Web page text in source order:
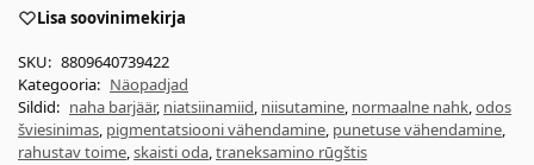
Lisa soovinimekirja
SKU: 8809640739422
Kategooria: Näopadjad
Sildid: naha barjäär, niatsiinamiid, niisutamine, normaalne nahk,odos
šviesinimas, pigmentatsiooni vähendamine, punetuse vähendamine,
rahustav toime,skaisti oda,traneksamino rūgštis